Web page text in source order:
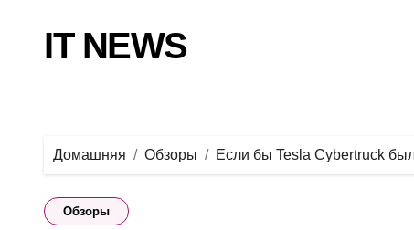
IT NEWS
Домашняя Обзоры Если бы Tesla Cybertruck
Обзоры